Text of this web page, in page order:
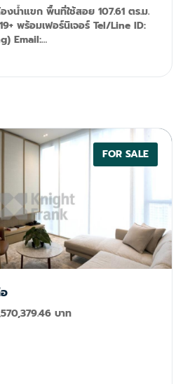
น้ำแขก พื้นที่ใช้สอย 107.61 ตร.ม.
เฟอร์นิเจอร์ Tel/Line ID:
Email:
FOR SALE
บาท